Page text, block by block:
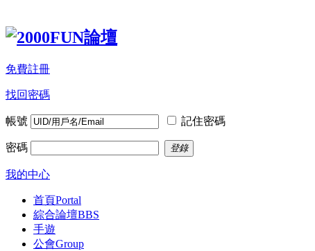
免費註冊
找回密碼
帳號 記住密碼
密碼 登錄
我的中心
首頁Portal
綜合論壇BBS
手遊
公會Group